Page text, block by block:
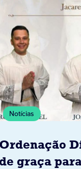
Notícias
Ordenação
de graça